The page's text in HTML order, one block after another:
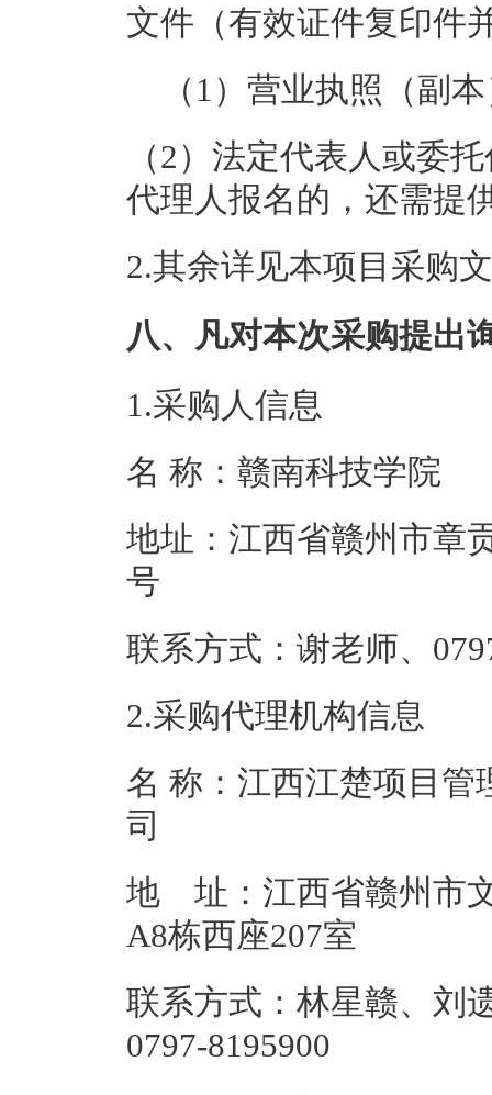
文件（有效证件复印件
（1）营业执照（副
（2）法定代表人或委
代理人报名的，还需提
2.其余详见本项目采购
八、凡对本次采购提出
1.采购人信息
名 称：赣南科
地址：江西省赣州市章
号
联系方式：谢老
2.采购代理机构信息
名 称：江西江楚项目管
地 址：江西省赣州市
A8栋西
联系方式：林星赣、刘
0797-